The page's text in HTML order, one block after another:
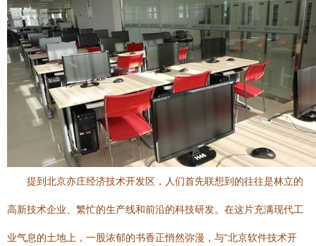
提到北京亦庄经济技术开发区，人们首先联想到的往往是林立的
高新技术企业、繁忙的生产线和前沿的科技研发。在这片充满现代工
业气息的土地上，一股浓郁的书香正悄然弥漫，与“北京软件技术开